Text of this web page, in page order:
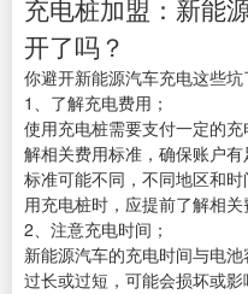
充电桩加盟：新能
开了吗？
你避开新能源汽车充电这些坑
1、了解充电费用；
使用充电桩需要支付一定的
解相关费用标准，确保账户
标准可能不同，不同地区和
用充电桩时，应提前了解相关
2、注意充电时间；
新能源汽车的充电时间与电
过长或过短，可能会损坏或